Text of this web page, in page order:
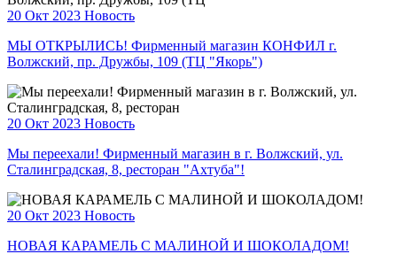
20 Окт 2023 Новость
МЫ ОТКРЫЛИСЬ! Фирменный магазин КОНФИЛ г.
Волжский, пр. Дружбы, 109 (ТЦ "Якорь")
20 Окт 2023 Новость
Мы переехали! Фирменный магазин в г. Волжский, ул.
Сталинградская, 8, ресторан "Ахтуба"!
20 Окт 2023 Новость
НОВАЯ КАРАМЕЛЬ С МАЛИНОЙ И ШОКОЛАДОМ!